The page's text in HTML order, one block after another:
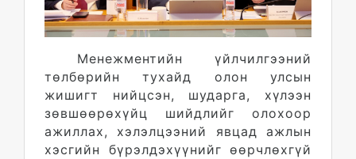
Менежментийн үйлчилгээний
төлбөрийн тухайд олон улсын
жишигт нийцсэн, шударга, хүлээн
зөвшөөрөхүйц шийдлийг олохоор
ажиллах, хэлэлцээний явцад ажлын
хэсгийн бүрэлдэхүүнийг өөрчлөхгүй